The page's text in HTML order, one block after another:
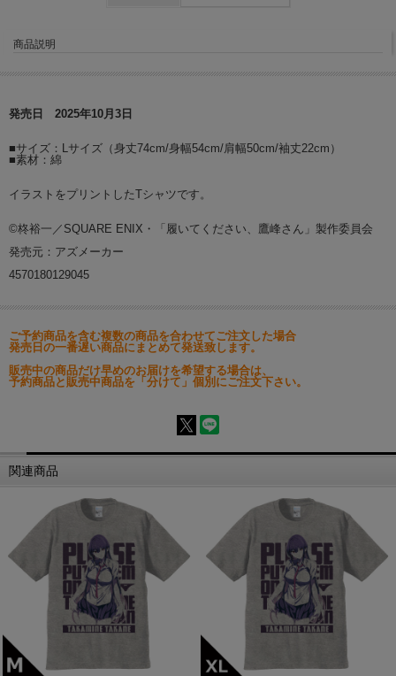
商品説明
発売日 2025年10月3日
■サイズ：Lサイズ（身丈74cm/身幅54cm/肩幅50cm/袖丈22cm）
■素材：綿
イラストをプリントしたTシャツです。
©柊裕一／SQUARE ENIX・「履いてください、鷹峰さん」製作委員会
発売元：アズメーカー
4570180129045
ご予約商品を含む複数の商品を合わせてご注文した場合
発売日の一番遅い商品にまとめて発送致します。
販売中の商品だけ早めのお届けを希望する場合は、
予約商品と販売中商品を「分けて」個別にご注文下さい。
関連商品